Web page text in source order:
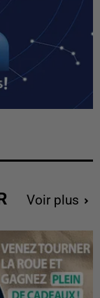
Voir plus